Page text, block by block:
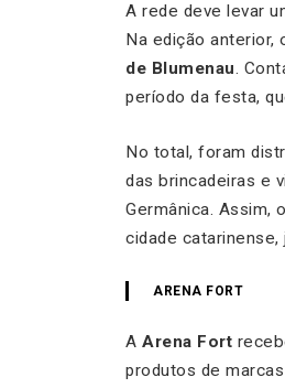
A rede deve levar
Na edição
de Blumenau.
período da festa,
No total, foram
das brincadeiras e
Germânica. Assim,
cidade catarinense,
ARENA FORT
A Arena Fort
produtos de